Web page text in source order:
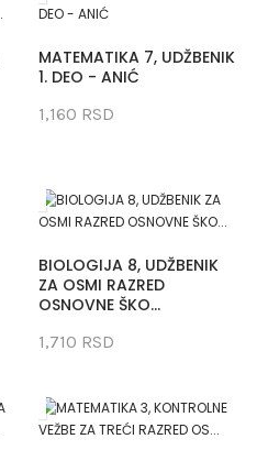
MATEMATIKA 7, UDŽBENIK
1. DEO - ANIĆ
1,160 RSD
BIOLOGIJA 8, UDŽBENIK
ZA OSMI RAZRED
OSNOVNE ŠKO...
1,710 RSD